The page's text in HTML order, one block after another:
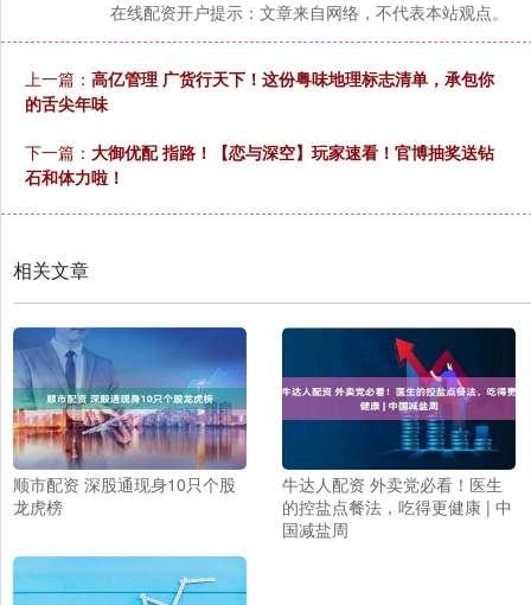
在线配资开户提示：文章来自网络，不代表本站观点。
上一篇： 高亿管理 广货行天下！这份粤味地理标志清单，承包你
的舌尖年味
下一篇： 大御优配 指路！【恋与深空】玩家速看！官博抽奖送钻
石和体力啦！
相关文章
顺市配资 深股通现身10只个股
龙虎榜
牛达人配资 外卖党必看！医生
的控盐点餐法，吃得更健康 | 中
国减盐周